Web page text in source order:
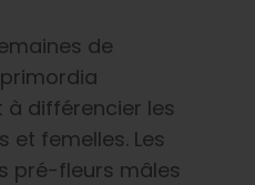
de
différencier les
et femelles. Les
pré-fleurs mâles